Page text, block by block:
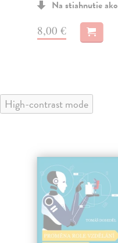
Na stiahnutie ako
8,00 €
High-contrast mode